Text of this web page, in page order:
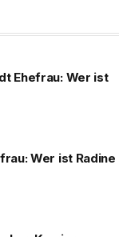
Ehefrau: Wer ist
Wer ist Radine